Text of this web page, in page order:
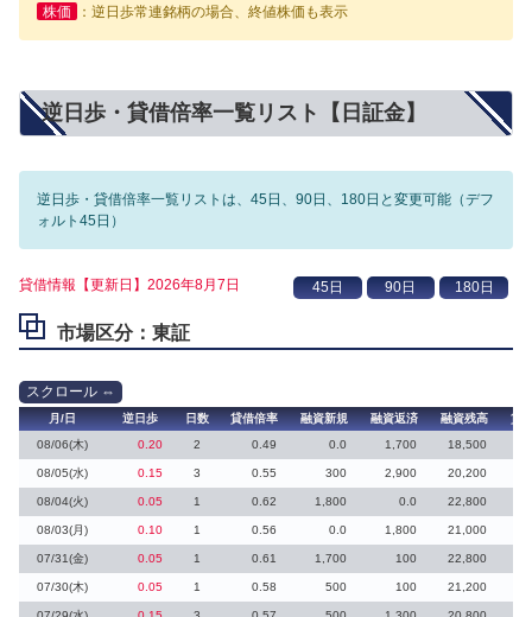
株価
：逆日歩常連銘柄の場合、終値株価も表示
逆日歩・貸借倍率一覧リスト【日証金】
逆日歩・貸借倍率一覧リストは、45日、90日、180日と変更可能（デフ
ォルト45日）
貸借情報【更新日】2026年8月7日
市場区分：東証
月/日 逆日歩 日数 貸借倍率 融資新規 融資返済 融資残高
貸
08/06(木)
0.20 2 0.49 0.0 1,700 18,500
08/05(水) 0.15 3 0.55 300 2,900 20,200
08/04(火) 0.05 1 0.62 1,800 0.0 22,800
08/03(月) 0.10 1 0.56 0.0 1,800 21,000
07/31(金) 0.05 1 0.61 1,700 100 22,800
07/30(木) 0.05 1 0.58 500 100 21,200